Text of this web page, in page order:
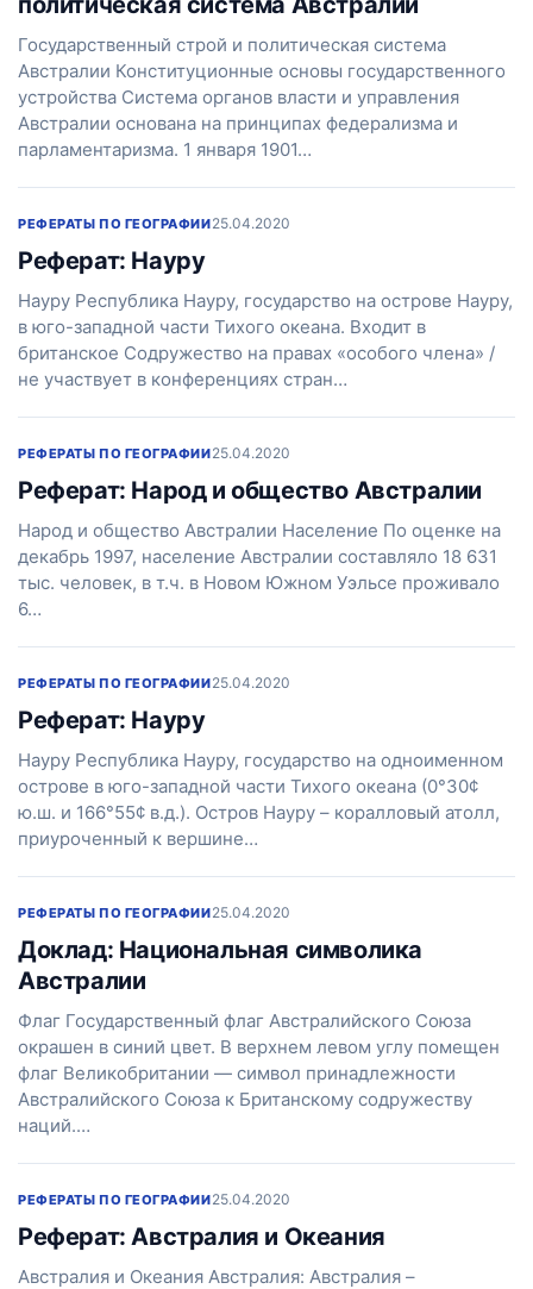
Государственный строй и политическая система
Австралии Конституционные основы государственного
устройства Система органов власти и управления
Австралии основана на принципах федерализма и
парламентаризма. 1 января 1901…
РЕФЕРАТЫ ПО ГЕОГРАФИИ25.04.2020
Реферат: Науру
Науру Республика Науру, государство на острове Науру,
в юго-западной части Тихого океана. Входит в
британское Содружество на правах «особого члена» /
не участвует в конференциях стран…
РЕФЕРАТЫ ПО ГЕОГРАФИИ25.04.2020
Реферат: Народ и общество Австралии
Народ и общество Австралии Население По оценке на
декабрь 1997, население Австралии составляло 18 631
тыс. человек, в т.ч. в Новом Южном Уэльсе проживало
6…
РЕФЕРАТЫ ПО ГЕОГРАФИИ25.04.2020
Реферат: Hауру
Hауру Республика Науру, государство на одноименном
острове в юго-западной части Тихого океана (0°30¢
ю.ш. и 166°55¢ в.д.). Остров Науру – коралловый атолл,
приуроченный к вершине…
РЕФЕРАТЫ ПО ГЕОГРАФИИ25.04.2020
Доклад: Национальная символика
Австралии
Флаг Государственный флаг Австралийского Союза
окрашен в синий цвет. В верхнем левом углу помещен
флаг Великобритании — символ принадлежности
Австралийского Союза к Британскому содружеству
наций.…
РЕФЕРАТЫ ПО ГЕОГРАФИИ25.04.2020
Реферат: Австралия и Океания
Австралия и Океания Австралия: Австралия –